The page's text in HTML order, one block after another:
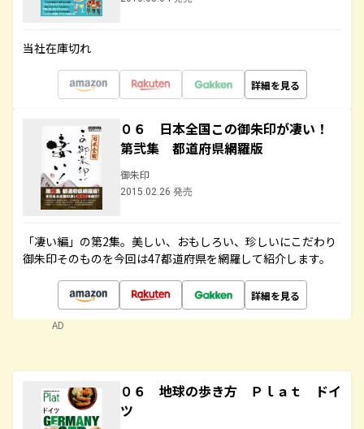
当社在庫切れ
詳細を見る
０６ 日本全国この御朱印が凄い！
第弐集 都道府県網羅版
御朱印
2015.02.26 発売
「凄い編」の第2集。美しい、おもしろい、珍しいにこだわり
御朱印そのものを今回は47都道府県を網羅して紹介します。
詳細を見る
AD
０６ 地球の歩き方 Ｐｌａｔ ドイ
ツ